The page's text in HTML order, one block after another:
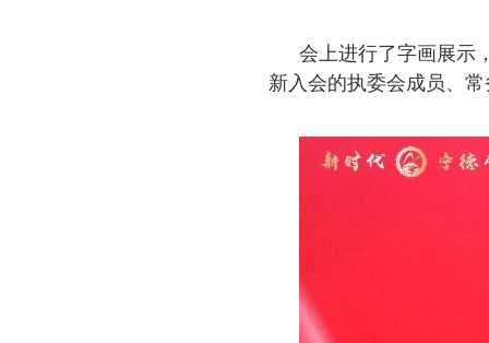
会上进行了字画展示
新入会的执委会成员、